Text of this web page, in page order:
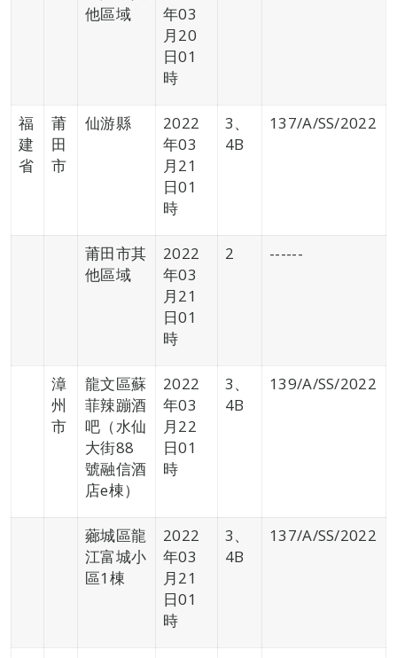
他區域
年03
月20
日01
時
福
建
省
莆
田
市
仙游縣
2022
年03
月21
日01
時
3、
4B
137/A/SS/2022
莆田市其
他區域
2022
年03
月21
日01
時
2 ------
漳
州
市
龍文區蘇
菲辣蹦酒
吧（水仙
大街88
號融信酒
店e棟）
2022
年03
月22
日01
時
3、
4B
139/A/SS/2022
薌城區龍
江富城小
區1棟
2022
年03
月21
日01
時
3、
4B
137/A/SS/2022